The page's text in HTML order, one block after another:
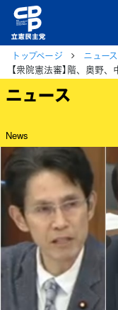
トップページ
ニュース
【衆院憲法審】階、奥野
ニュース
News